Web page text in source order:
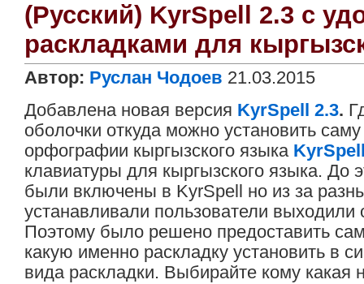
(Русский) KyrSpell 2.3 c
раскладками для
Автор: Руслан Чодоев 21.03.2015
Добавлена новая версия KyrSpell 2.3.
оболочки откуда можно установить
орфографии кыргызского языка
клавиатуры для кыргызского языка. До
были включены в KyrSpell но из за
устанавливали пользователи выходили
Поэтому было решено предоставить
какую именно раскладку установить в
вида раскладки. Выбирайте кому какая